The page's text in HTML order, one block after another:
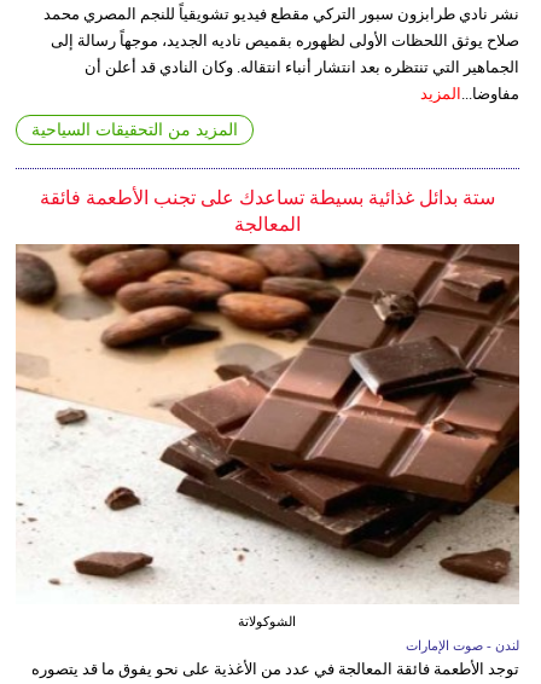
نشر نادي طرابزون سبور التركي مقطع فيديو تشويقياً للنجم المصري محمد
صلاح يوثق اللحظات الأولى لظهوره بقميص ناديه الجديد، موجهاً رسالة إلى
الجماهير التي تنتظره بعد انتشار أنباء انتقاله. وكان النادي قد أعلن أن
مفاوضا... المزيد
المزيد من التحقيقات السياحية
ستة بدائل غذائية بسيطة تساعدك على تجنب الأطعمة فائقة
المعالجة
الشوكولاتة
لندن - صوت الإمارات
توجد الأطعمة فائقة المعالجة في عدد من الأغذية على نحو يفوق ما قد يتصوره